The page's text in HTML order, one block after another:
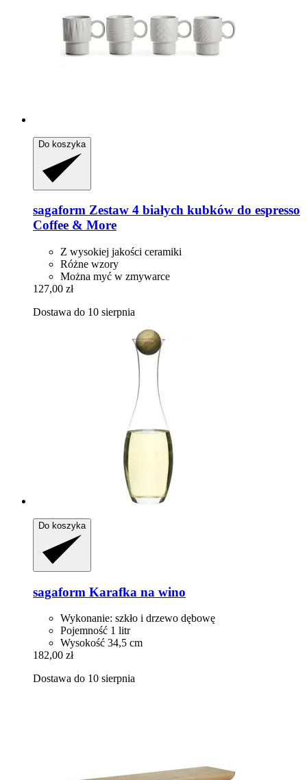
Do koszyka
sagaform Zestaw 4 białych kubków do espresso
Coffee & More
Z wysokiej jakości ceramiki
Różne wzory
Można myć w zmywarce
127,00 zł
Dostawa do 10 sierpnia
Do koszyka
sagaform Karafka na wino
Wykonanie: szkło i drzewo dębowę
Pojemność 1 litr
Wysokość 34,5 cm
182,00 zł
Dostawa do 10 sierpnia